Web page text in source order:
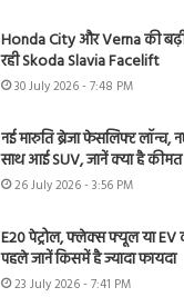
Honda City और Verna की
रही Skoda Slavia Facelift
30 July 2026 - 7:48 PM
नई मारुति ब्रेजा फेसलिफ्ट लॉन्च,
साथ आई SUV, जानें क्या है कीमत
26 July 2026 - 3:56 PM
E20 पेट्रोल, फ्लेक्स फ्यूल या EV
पहले जानें किसमें है ज्यादा फायदा
23 July 2026 - 7:41 PM